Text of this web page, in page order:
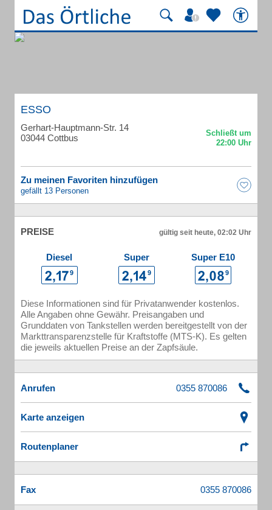
ESSO
Gerhart-Hauptmann-Str. 14
03044 Cottbus
Zu meinen Favoriten hinzufügen
gefällt 13 Personen
PREISE gültig seit heute, 02:02 Uhr
Diesel Super Super E10
Diese Informationen sind für Privatanwender kostenlos.
Alle Angaben ohne Gewähr. Preisangaben und
Grunddaten von Tankstellen werden bereitgestellt von der
Markttransparenzstelle für Kraftstoffe (MTS-K). Es gelten
die jeweils aktuellen Preise an der Zapfsäule.
Anrufen
Karte anzeigen
Routenplaner
Fax